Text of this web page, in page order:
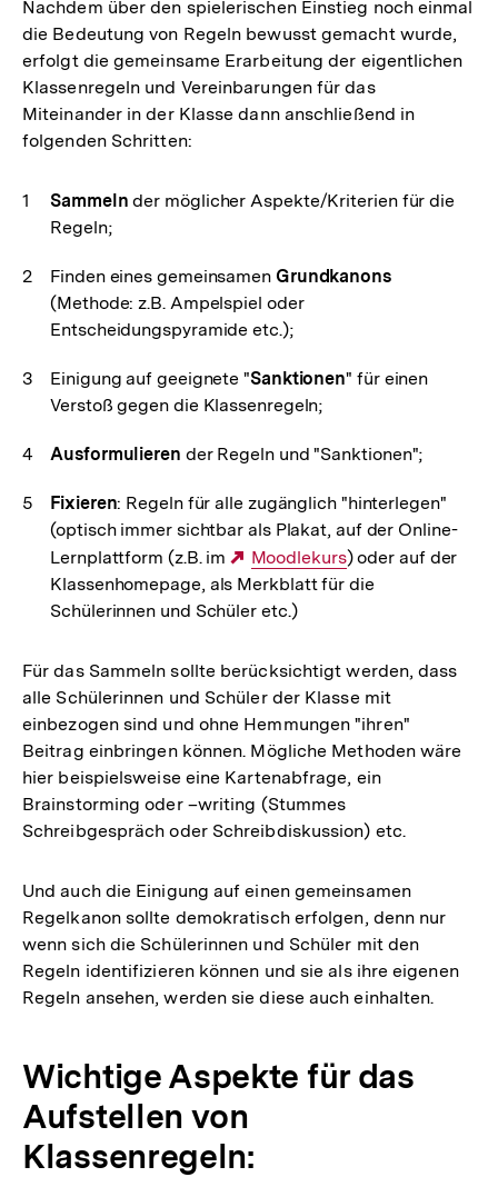
Nachdem über den spielerischen Einstieg noch einmal
die Bedeutung von Regeln bewusst gemacht wurde,
erfolgt die gemeinsame Erarbeitung der eigentlichen
Klassenregeln und Vereinbarungen für das
Miteinander in der Klasse dann anschließend in
folgenden Schritten:
Sammeln der möglicher Aspekte/Kriterien für die
Regeln;
Finden eines gemeinsamen Grundkanons
(Methode: z.B. Ampelspiel oder
Entscheidungspyramide etc.);
Einigung auf geeignete "Sanktionen" für einen
Verstoß gegen die Klassenregeln;
Ausformulieren der Regeln und "Sanktionen";
Fixieren: Regeln für alle zugänglich "hinterlegen"
(optisch immer sichtbar als Plakat, auf der Online-
Lernplattform (z.B. im
Externer
Link:
Moodlekurs) oder auf der
Klassenhomepage, als Merkblatt für die
Schülerinnen und Schüler etc.)
Für das Sammeln sollte berücksichtigt werden, dass
alle Schülerinnen und Schüler der Klasse mit
einbezogen sind und ohne Hemmungen "ihren"
Beitrag einbringen können. Mögliche Methoden wäre
hier beispielsweise eine Kartenabfrage, ein
Brainstorming oder –writing (Stummes
Schreibgespräch oder Schreibdiskussion) etc.
Und auch die Einigung auf einen gemeinsamen
Regelkanon sollte demokratisch erfolgen, denn nur
wenn sich die Schülerinnen und Schüler mit den
Regeln identifizieren können und sie als ihre eigenen
Regeln ansehen, werden sie diese auch einhalten.
Wichtige Aspekte für das
Aufstellen von
Klassenregeln: